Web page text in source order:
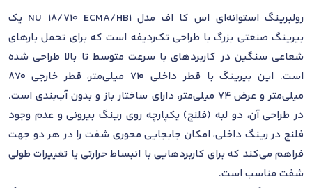
رولبرینگ استوانه‌ای اس کا اف مدل NU 18/710 ECMA/HB1 یک
بیرینگ صنعتی بزرگ با طراحی تک‌ردیفه است که برای تحمل بارهای
شعاعی سنگین در کاربردهای با سرعت متوسط تا بالا طراحی شده
است. این بیرینگ با قطر داخلی 710 میلی‌متر، قطر خارجی 870
میلی‌متر و عرض 74 میلی‌متر، دارای ساختار باز و بدون آب‌بندی است.
در طراحی آن، دو لبه (فلنج) یکپارچه روی رینگ بیرونی و عدم وجود
فلنج در رینگ داخلی، امکان جابجایی محوری شفت را در هر دو جهت
فراهم می‌کند که برای کاربردهایی با انبساط حرارتی یا تغییرات طولی
شفت مناسب است.